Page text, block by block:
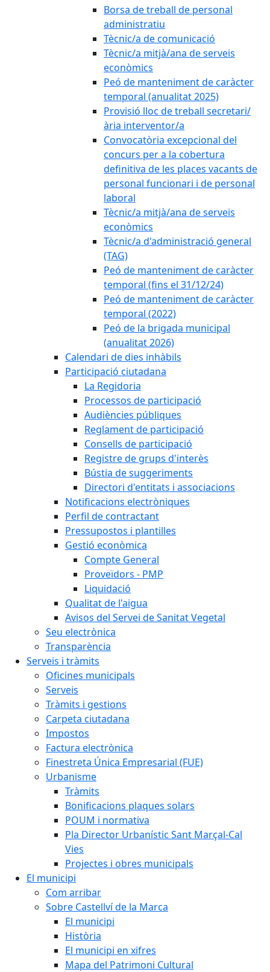
Borsa de treball de personal
administratiu
Tècnic/a de comunicació
Tècnic/a mitjà/ana de serveis
econòmics
Peó de manteniment de caràcter
temporal (anualitat 2025)
Provisió lloc de treball secretari/
ària interventor/a
Convocatòria excepcional del
concurs per a la cobertura
definitiva de les places vacants de
personal funcionari i de personal
laboral
Tècnic/a mitjà/ana de serveis
econòmics
Tècnic/a d'administració general
(TAG)
Peó de manteniment de caràcter
temporal (fins el 31/12/24)
Peó de manteniment de caràcter
temporal (2022)
Peó de la brigada municipal
(anualitat 2026)
Calendari de dies inhàbils
Participació ciutadana
La Regidoria
Processos de participació
Audiències públiques
Reglament de participació
Consells de participació
Registre de grups d'interès
Bústia de suggeriments
Directori d'entitats i associacions
Notificacions electròniques
Perfil de contractant
Pressupostos i plantilles
Gestió econòmica
Compte General
Proveïdors - PMP
Liquidació
Qualitat de l'aigua
Avisos del Servei de Sanitat Vegetal
Seu electrònica
Transparència
Serveis i tràmits
Oficines municipals
Serveis
Tràmits i gestions
Carpeta ciutadana
Impostos
Factura electrònica
Finestreta Única Empresarial (FUE)
Urbanisme
Tràmits
Bonificacions plaques solars
POUM i normativa
Pla Director Urbanístic Sant Marçal-Cal
Vies
Projectes i obres municipals
El municipi
Com arribar
Sobre Castellví de la Marca
El municipi
Història
El municipi en xifres
Mapa del Patrimoni Cultural